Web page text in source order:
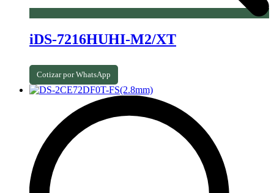
iDS-7216HUHI-M2/XT
Cotizar por WhatsApp